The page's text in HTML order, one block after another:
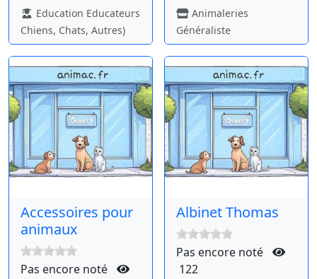
Education Educateurs
Chiens, Chats, Autres)
Animaleries
Généraliste
Accessoires pour
animaux
Pas encore noté
Albinet Thomas
Pas encore noté
122